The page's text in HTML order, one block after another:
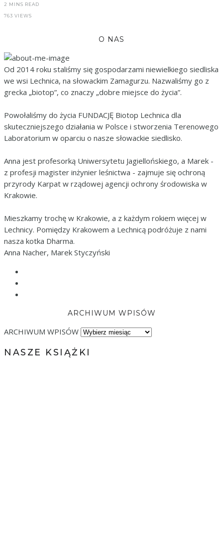
2 MINS READ
763 VIEWS
O NAS
Od 2014 roku staliśmy się gospodarzami niewielkiego siedliska
we wsi Lechnica, na słowackim Zamagurzu. Nazwaliśmy go z
grecka „biotop”, co znaczy „dobre miejsce do życia”.
Powołaliśmy do życia FUNDACJĘ Biotop Lechnica dla
skuteczniejszego działania w Polsce i stworzenia Terenowego
Laboratorium w oparciu o nasze słowackie siedlisko.
Anna jest profesorką Uniwersytetu Jagiellońskiego, a Marek -
z profesji magister inżynier leśnictwa - zajmuje się ochroną
przyrody Karpat w rządowej agencji ochrony środowiska w
Krakowie.
Mieszkamy trochę w Krakowie, a z każdym rokiem więcej w
Lechnicy. Pomiędzy Krakowem a Lechnicą podróżuje z nami
nasza kotka Dharma.
Anna Nacher, Marek Styczyński
ARCHIWUM WPISÓW
ARCHIWUM WPISÓW
NASZE KSIĄŻKI